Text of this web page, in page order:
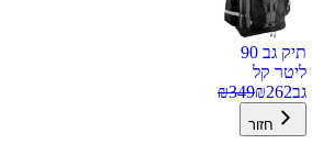
תיק גב 90
ליטר קל
גב
₪262
₪349
חזור